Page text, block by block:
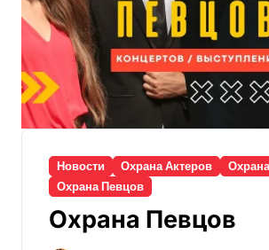
Новости Охрана Актеров
Охрана Певцов
Охрана Певцов